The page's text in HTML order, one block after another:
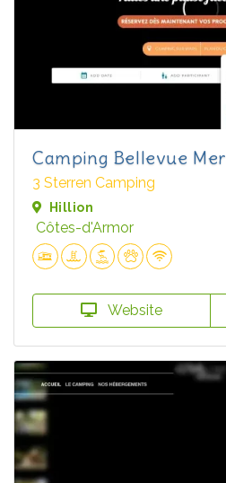
Camping Bellevue Mer
3 Sterren Camping
Hillion
Côtes-d'Armor
Website